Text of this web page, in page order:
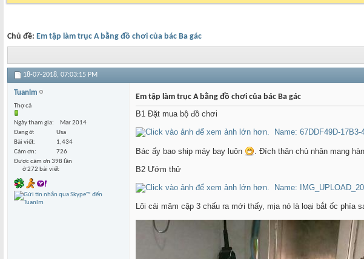
Chủ đề: Em tập làm trục A bằng đồ chơi của bác Ba gác
18-07-2018, 07:03:15 PM
Tuanlm
Thợ cả
Ngày tham gia
Mar 2014
Đang ở
Usa
Bài viết
1,434
Cám ơn
726
Được cám ơn 398 lần
ở 272 bài viết
Em tập làm trục A bằng đồ chơi của bác Ba gác
B1 Đặt mua bộ đồ chơi
Bác ấy bao ship máy bay luôn
. Đích thân chủ nhân mang
B2 Ướm thử
Lôi cái mâm cặp 3 chấu ra mới thấy, mịa nó là loại bắt ốc phía